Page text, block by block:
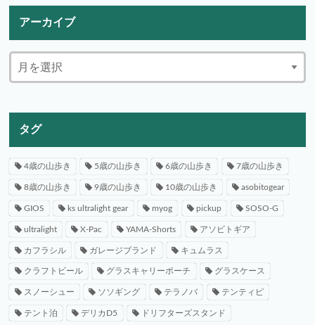
アーカイブ
タグ
4歳の山歩き 5歳の山歩き 6歳の山歩き 7歳の山歩き
8歳の山歩き 9歳の山歩き 10歳の山歩き asobitogear
GIOS ks ultralight gear myog pickup SOSO-G
ultralight X-Pac YAMA-Shorts アソビトギア
カフラシル ガレージブランド キュムラス
クラフトビール グラスキャリーポーチ グラスケース
スノーシュー ソソギング テラノバ テンティピ
テント泊 デリカD5 ドリフターズスタンド